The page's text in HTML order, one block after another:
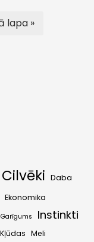
lapa »
Cilvēki Daba
Ekonomika
Garīgums Instinkti
Kļūdas Meli